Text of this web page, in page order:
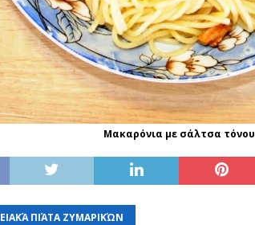
Μακαρόνια με σάλτσα τόνου
ΠΙΆΤΑ ΖΥΜΑΡΙΚΏΝ